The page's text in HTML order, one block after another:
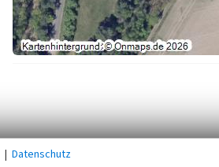
| Datenschutz